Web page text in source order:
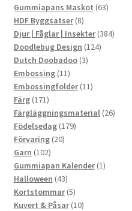
produkter
Gummiapans Maskot 6363
HDF Byggsatser 88
produkter
Djur | Fåglar | Insekter 384384
Doodlebug Design 124124
Dutch Doobadoo 33
Embossing 1111
produkter
Embossingfolder 1111
Färg 171171
produkter
Färgläggningsmaterial 2626
Födelsedag 179179
Förvaring 2020
Garn 102102
produkter
Gummiapan Kalender 11
Halloween 4343
produkter
Kortstommar 55
produkter
Kuvert & Påsar 1010